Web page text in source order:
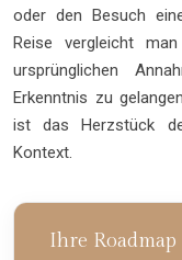
oder den Besuch
Reise vergleicht
ursprünglichen
Erkenntnis zu
ist das Herzstück
Kontext.
Ihre